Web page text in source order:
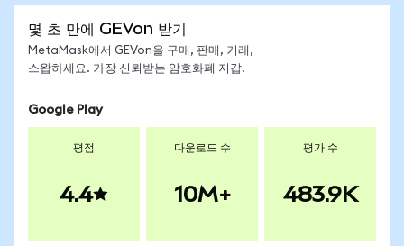
몇 초 만에 GEVon 받기
MetaMask에서 GEVon을 구매, 판매, 거래,
스왑하세요. 가장 신뢰받는 암호화폐 지갑.
Google Play
평점
4.4
다운로드 수
10M+
평가 수
483.9K